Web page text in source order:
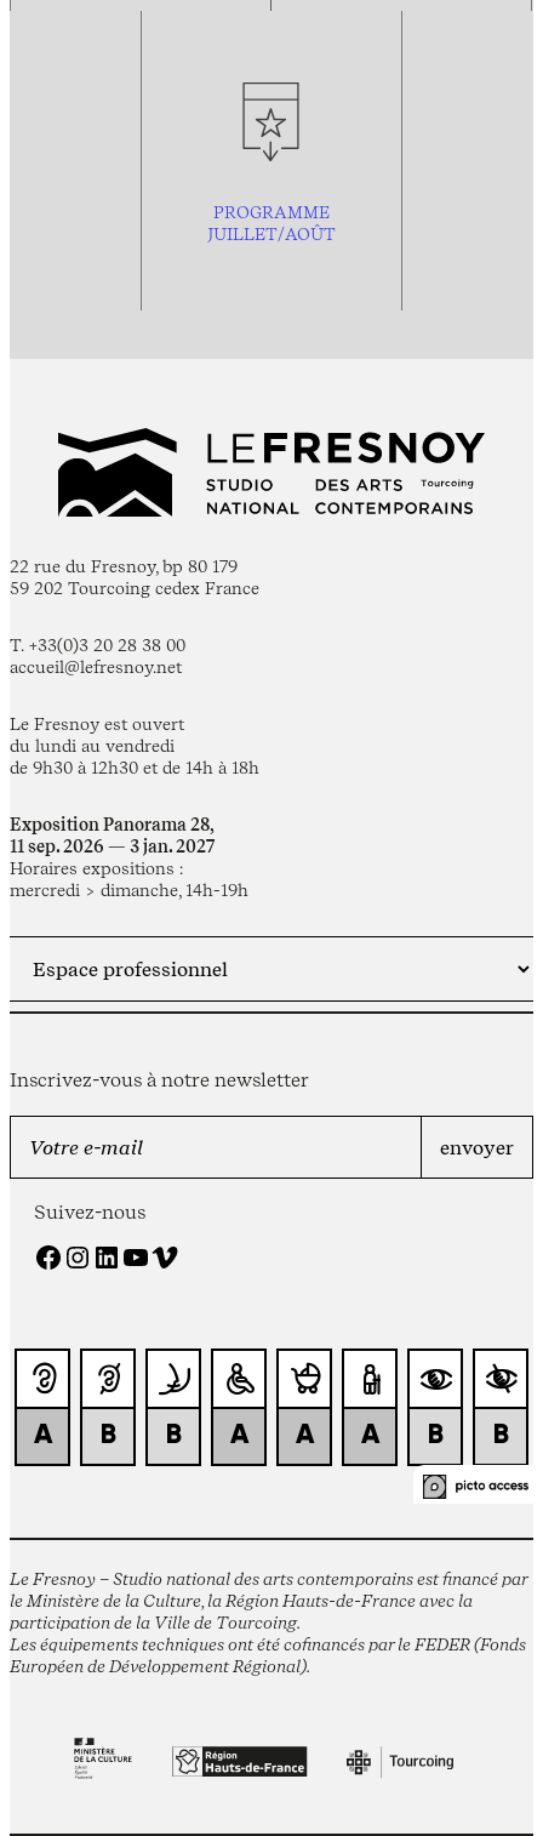
PROGRAMME
JUILLET/AOÛT
22 rue du Fresnoy, bp 80 179
59 202 Tourcoing cedex France
T. +33(0)3 20 28 38 00
accueil@lefresnoy.net
Le Fresnoy est ouvert
du lundi au vendredi
de 9h30 à 12h30 et de 14h à 18h
Exposition Panorama 28,
11 sep. 2026 — 3 jan. 2027
Horaires expositions :
mercredi > dimanche, 14h-19h
Inscrivez-vous à notre newsletter
Suivez-nous
Facebook Instagram LinkedIn YouTube Vimeo
Le Fresnoy – Studio national des arts contemporains est financé par
le Ministère de la Culture, la Région Hauts-de-France avec la
participation de la Ville de Tourcoing.
Les équipements techniques ont été cofinancés par le FEDER (Fonds
Européen de Développement Régional).